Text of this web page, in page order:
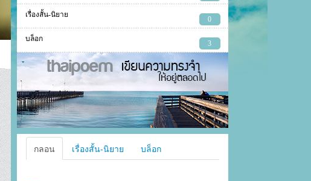
เรื่องสั้น-นิยาย
0
บล็อก
3
กลอน เรื่องสั้น-นิยาย บล็อก